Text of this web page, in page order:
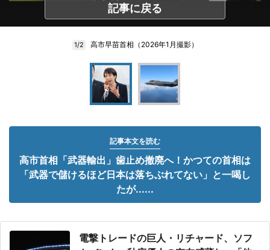
記事に戻る
1/2 高市早苗首相（2026年1月撮影）
記事本文を読む
高市首相「武器輸出」歯止め撤廃へ！かつての首相は
「武器で儲けるほど日本は落ちぶれてない」と一喝し
たが......
電撃トレードの巨人・リチャード、ソフ